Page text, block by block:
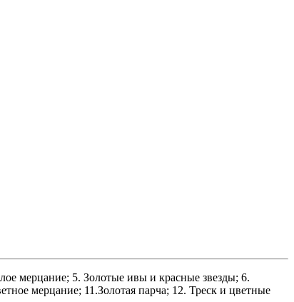
мерцание; 5. Золотые ивы и красные звезды; 6.
мерцание; 11.Золотая парча; 12. Треск и цветные